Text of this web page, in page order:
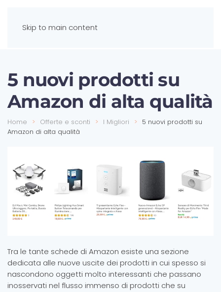
Skip to main content
5 nuovi prodotti su
Amazon di alta qualità
Home Offerte e sconti I Migliori
5 nuovi prodotti su
Amazon di alta qualità
Tra le tante schede di Amazon esiste una sezione
dedicata alle nuove uscite dei prodotti in cui spesso si
nascondono oggetti molto interessanti che passano
inosservati nel flusso immenso di prodotti che su